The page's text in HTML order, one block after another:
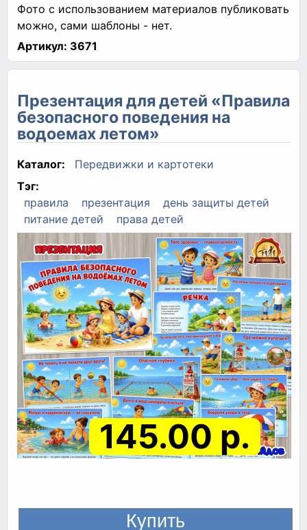
Фото с использованием материалов публиковать
можно, сами шаблоны - нет.
Артикул: 3671
Презентация для детей «Правила
безопасного поведения на
водоемах летом»
Каталог:
Передвижки и картотеки
Тэг:
правила
презентация
день защиты детей
питание детей
права детей
145.00 р.